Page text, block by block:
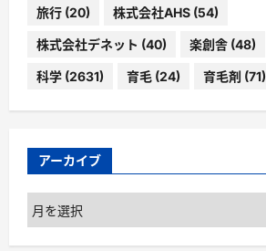
旅行 (20) 株式会社AHS (54)
株式会社デネット (40) 楽創舎 (48)
科学 (2631) 育毛 (24) 育毛剤 (71)
アーカイブ
ア
ー
カ